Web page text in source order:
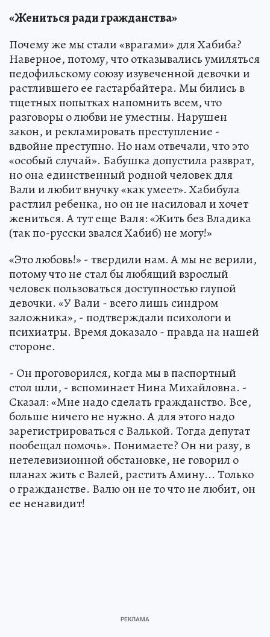
«Жениться ради гражданства»
Почему же мы стали «врагами» для Хабиба?
Наверное, потому, что отказывались умиляться
педофильскому союзу изувеченной девочки и
растлившего ее гастарбайтера. Мы бились в
тщетных попытках напомнить всем, что
разговоры о любви не уместны. Нарушен
закон, и рекламировать преступление -
вдвойне преступно. Но нам отвечали, что это
«особый случай». Бабушка допустила разврат,
но она единственный родной человек для
Вали и любит внучку «как умеет». Хабибула
растлил ребенка, но он не насиловал и хочет
жениться. А тут еще Валя: «Жить без Владика
(так по-русски звался Хабиб) не могу!»
«Это любовь!» - твердили нам. А мы не верили,
потому что не стал бы любящий взрослый
человек пользоваться доступностью глупой
девочки. «У Вали - всего лишь синдром
заложника», - подтверждали психологи и
психиатры. Время доказало - правда на нашей
стороне.
- Он проговорился, когда мы в паспортный
стол шли, - вспоминает Нина Михайловна. -
Сказал: «Мне надо сделать гражданство. Все,
больше ничего не нужно. А для этого надо
зарегистрироваться с Валькой. Тогда депутат
пообещал помочь». Понимаете? Он ни разу, в
нетелевизионной обстановке, не говорил о
планах жить с Валей, растить Амину... Только
о гражданстве. Валю он не то что не любит, он
ее ненавидит!